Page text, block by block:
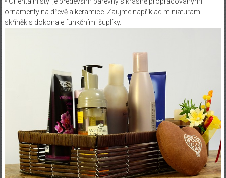
ornamenty na dřevě a keramice. Zaujme například miniaturami
skříněk s dokonale funkčními šuplíky.